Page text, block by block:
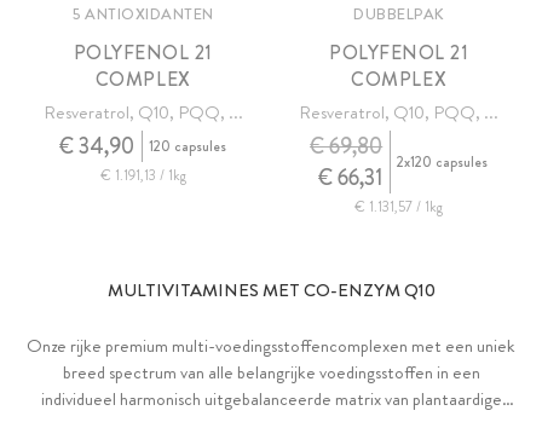
5 ANTIOXIDANTEN
POLYFENOL 21
COMPLEX
Resveratrol, Q10, PQQ, ...
€ 34,90
120 capsules
€ 1.191,13 / 1kg
DUBBELPAK
POLYFENOL 21
COMPLEX
Resveratrol, Q10, PQQ, ...
€ 66,31
€ 69,80 2x120 capsules
€ 1.131,57 / 1kg
MULTIVITAMINES MET CO-ENZYM Q10
Onze rijke premium multi-voedingsstoffencomplexen met een uniek
breed spectrum van alle belangrijke voedingsstoffen in een
individueel harmonisch uitgebalanceerde matrix van plantaardige